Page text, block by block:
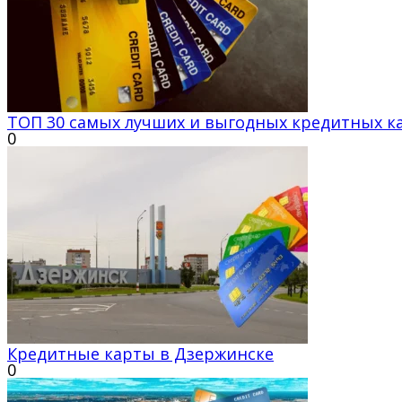
ТОП 30 самых лучших и выгодных кредитных
0
Кредитные карты в Дзержинске
0